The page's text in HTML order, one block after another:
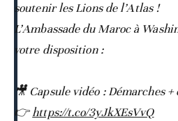
soutenir les Lions de l’Atlas !
L’Ambassade du Maroc à
votre disposition :
🎥 Capsule vidéo : Démarches +
👉https://t.co/3yJkXEsVvQ